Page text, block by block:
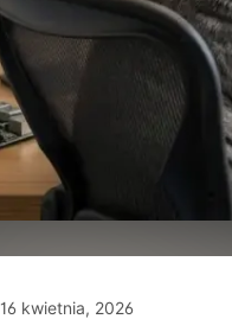
16 kwietnia, 2026